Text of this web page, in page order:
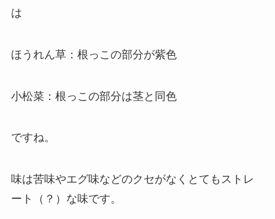
は
ほうれん草：根っこの部分が紫色
小松菜：根っこの部分は茎と同色
ですね。
味は苦味やエグ味などのクセがなくとてもストレ
ート（？）な味です。